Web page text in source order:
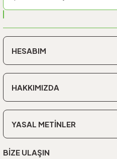
HESABIM
HAKKIMIZDA
YASAL METİNLER
BİZE ULAŞIN